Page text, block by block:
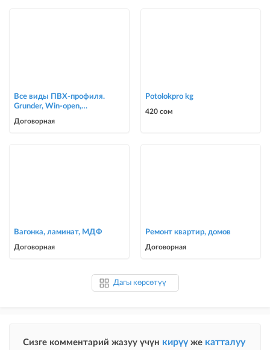
Все виды ПВХ-профиля.
Grunder, Win-open,
Комфорт в осн
Договорная
Potolokpro kg
420 сом
Вагонка, ламинат, МДФ
Договорная
Ремонт квартир, домов
Договорная
Дагы көрсөтүү
Сизге комментарий жазуу үчүн кирүү же катталуу